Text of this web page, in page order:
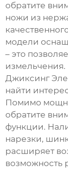
обратите
ножи из
модели
– это
Джиксинг
найти
Помимо
обратите
функции.
нарезки,
расширяет
возможность